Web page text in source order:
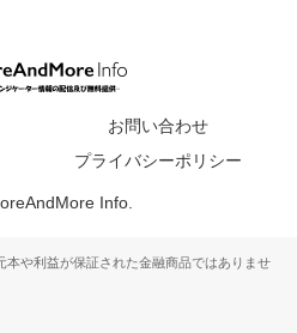
お問い合わせ
プライバシーポリシー
Info.
本や利益が保証された金融商品ではありませ